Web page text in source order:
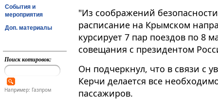
События и
мероприятия
Доп. материалы
Поиск котировок:
Например: Газпром
"Из соображений
расписание на Крымском
курсирует 7 пар поездов по 8
совещания с президентом
Он подчеркнул, что в связи с
Керчи делается все
пассажиров.